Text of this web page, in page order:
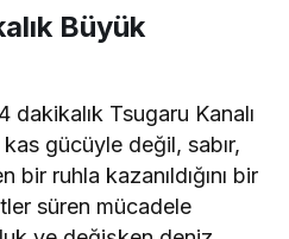
Büyük
dakikalık Tsugaru Kanalı
gücüyle değil, sabır,
ruhla kazanıldığını bir
süren mücadele